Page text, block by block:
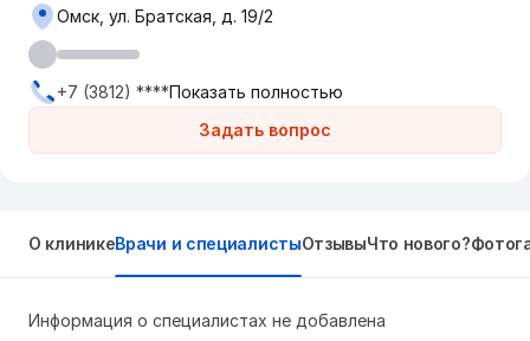
Задать вопрос
Омск, ул. Братская, д. 19/2
+7 (3812) ****Показать полностью
О клиникеВрачи и специалистыОтзывыЧто нового?
Информация о специалистах не добавлена